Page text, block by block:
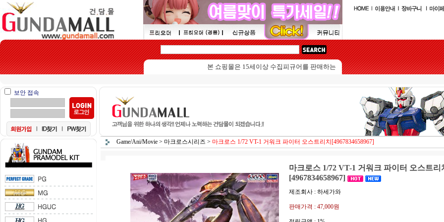
본 쇼핑몰은 15세이상 수집피규어를 판매하는 쇼핑몰입니다.
보안 접속
Game/Ani/Movie > 마크로스시리즈 > 마크로스 1/72 VT-1 거워크 파이터 오스트리치[4967834658967]
마크로스 1/72 VT-1 거워크 파이터 오스트리
[4967834658967]
제조회사 : 하세가와
판매가격 : 47,000원